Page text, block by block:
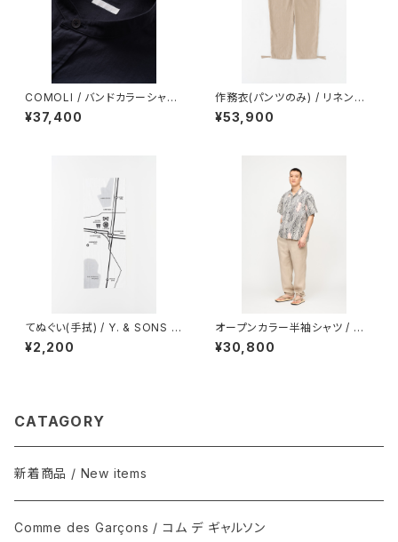
COMOLI / バンドカラーシャツ
/ NAVY
¥37,400
作務衣(パンツのみ) / リネンラ
ミー / からみ織 / BEIGE
¥53,900
てぬぐい(手拭) / Y. & SONS 神
田の地図
¥2,200
オープンカラー半袖シャツ / 浜
松注染 / 渦 / BEIGE
¥30,800
CATAGORY
新着商品 / New items
Comme des Garçons / コム デ ギャルソン